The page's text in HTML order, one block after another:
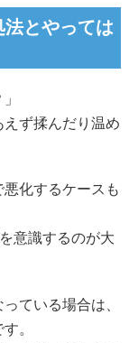
とやっては
ず揉んだり温め
化するケースも
意識するのが大
ている場合は、
。